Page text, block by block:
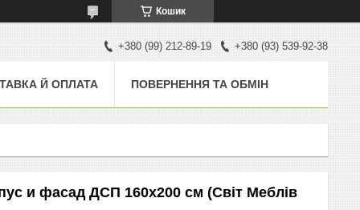
Кошик
+380 (99) 212-89-19 +380 (93) 539-92-38
Й ОПЛАТА ПОВЕРНЕННЯ ТА ОБМІН
и фасад ДСП 160х200 см (Світ Меблів